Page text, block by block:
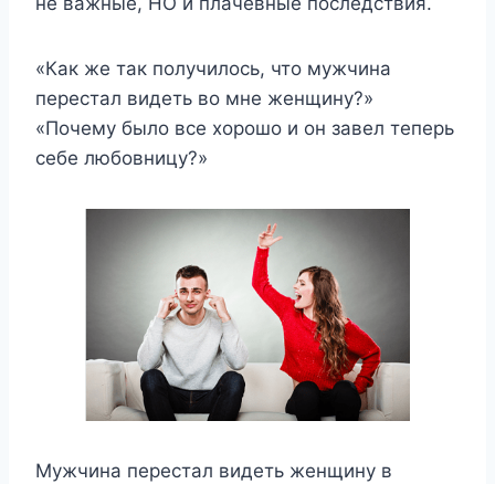
«Как же так получилось, что мужчина
перестал видеть во мне женщину?»
«Почему было все хорошо и он завел теперь
себе любовницу?»
Мужчина перестал видеть женщину в